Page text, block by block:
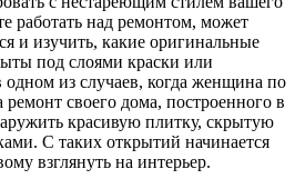
работать над ремонтом, может
и изучить, какие оригинальные
под слоями краски или
из случаев, когда женщина по
своего дома, построенного в
красивую плитку, скрытую
С таких открытий начинается
взглянуть на интерьер.